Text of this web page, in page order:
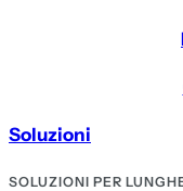
Soluzioni
SOLUZIONI PER